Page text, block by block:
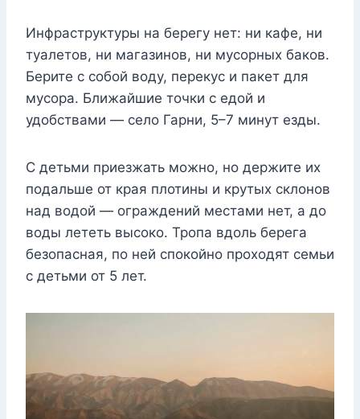
Инфраструктуры на берегу нет: ни кафе, ни
туалетов, ни магазинов, ни мусорных баков.
Берите с собой воду, перекус и пакет для
мусора. Ближайшие точки с едой и
удобствами — село Гарни, 5–7 минут езды.
С детьми приезжать можно, но держите их
подальше от края плотины и крутых склонов
над водой — ограждений местами нет, а до
воды лететь высоко. Тропа вдоль берега
безопасная, по ней спокойно проходят семьи
с детьми от 5 лет.